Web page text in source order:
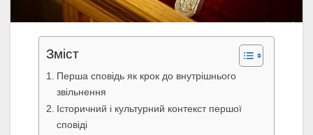
Зміст
Перша сповідь як крок до внутрішнього
звільнення
Історичний і культурний контекст першої
сповіді